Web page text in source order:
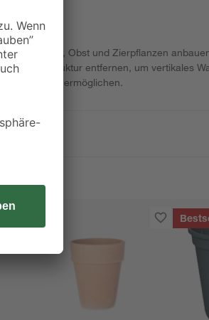
Obst und Zierpflanzen
die Stützstruktur entfernen, um vertikales
zu ermöglichen.